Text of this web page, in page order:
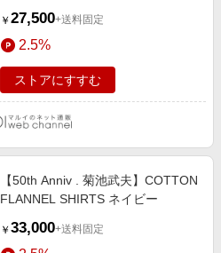
￥ 27,500+送料固定
2.5%
ストアにすすむ
【50th Anniv . 菊池武夫】COTTON
FLANNEL SHIRTS ネイビー
￥ 33,000+送料固定